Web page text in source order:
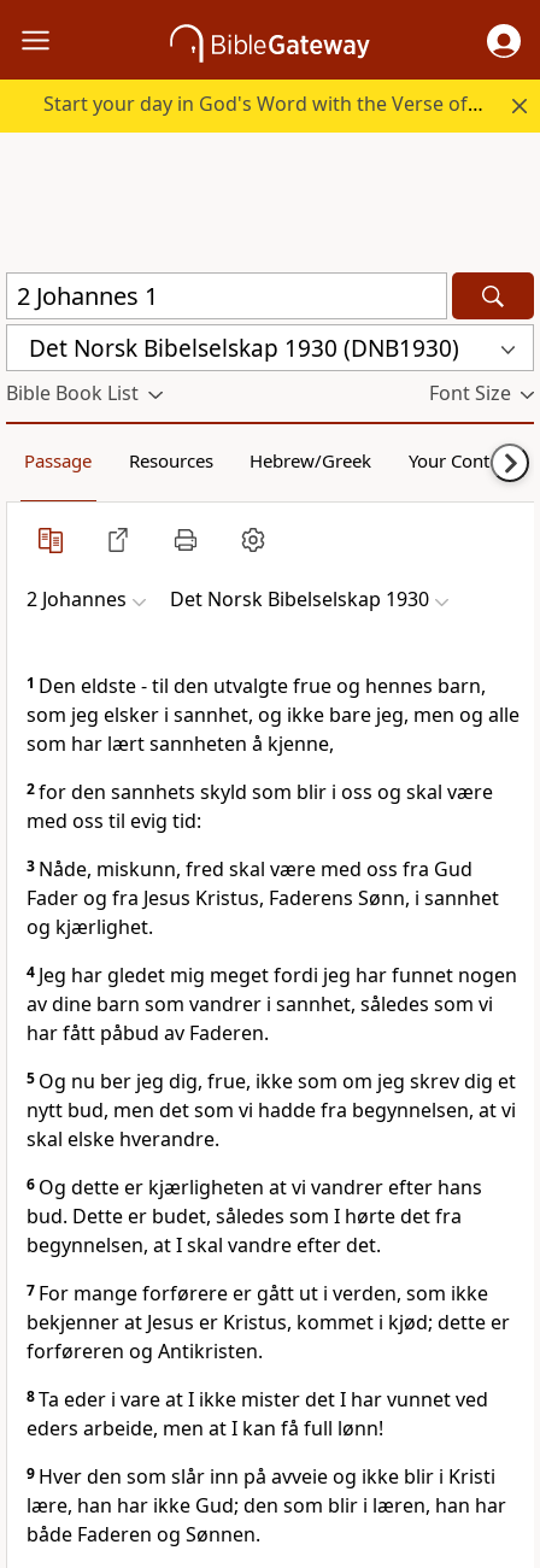
Start your day in God's Word with the Verse of the Day.
Det Norsk Bibelselskap 1930 (DNB1930)
Bible Book List Font Size
Passage Resources Hebrew/Greek Your Content
2 Johannes Det Norsk Bibelselskap 1930
1 Den eldste - til den utvalgte frue og hennes barn,
som jeg elsker i sannhet, og ikke bare jeg, men og alle
som har lært sannheten å kjenne,
2for den sannhets skyld som blir i oss og skal være
med oss til evig tid:
3 Nåde, miskunn, fred skal være med oss fra Gud
Fader og fra Jesus Kristus, Faderens Sønn, i sannhet
og kjærlighet.
4 Jeg har gledet mig meget fordi jeg har funnet nogen
av dine barn som vandrer i sannhet, således som vi
har fått påbud av Faderen.
5 Og nu ber jeg dig, frue, ikke som om jeg skrev dig et
nytt bud, men det som vi hadde fra begynnelsen, at vi
skal elske hverandre.
6 Og dette er kjærligheten at vi vandrer efter hans
bud. Dette er budet, således som I hørte det fra
begynnelsen, at I skal vandre efter det.
7 For mange forførere er gått ut i verden, som ikke
bekjenner at Jesus er Kristus, kommet i kjød; dette er
forføreren og Antikristen.
8Ta eder i vare at I ikke mister det I har vunnet ved
eders arbeide, men at I kan få full lønn!
9 Hver den som slår inn på avveie og ikke blir i Kristi
lære, han har ikke Gud; den som blir i læren, han har
både Faderen og Sønnen.